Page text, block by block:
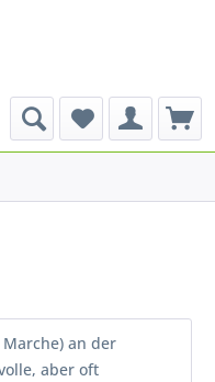
an der
aber oft